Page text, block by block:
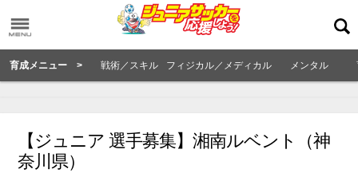
育成メニュー > 戦術／スキル フィジカル／メディカル メンタル
【ジュニア 選手募集】湘南ルベント（神
奈川県）